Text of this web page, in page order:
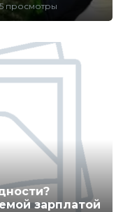
просмотры
зарплатой